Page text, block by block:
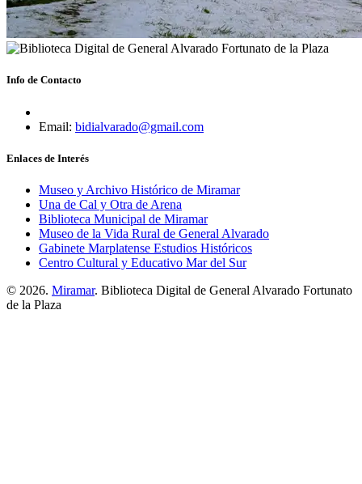
Info de Contacto
Email: bidialvarado@gmail.com
Enlaces de Interés
Museo y Archivo Histórico de Miramar
Una de Cal y Otra de Arena
Biblioteca Municipal de Miramar
Museo de la Vida Rural de General Alvarado
Gabinete Marplatense Estudios Históricos
Centro Cultural y Educativo Mar del Sur
© 2026. Miramar. Biblioteca Digital de General Alvarado Fortunato
de la Plaza